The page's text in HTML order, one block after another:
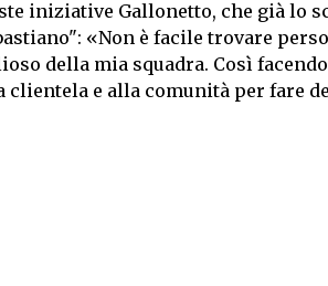
iniziative Gallonetto, che già lo
«Non è facile trovare
della mia squadra. Così
clientela e alla comunità per fare